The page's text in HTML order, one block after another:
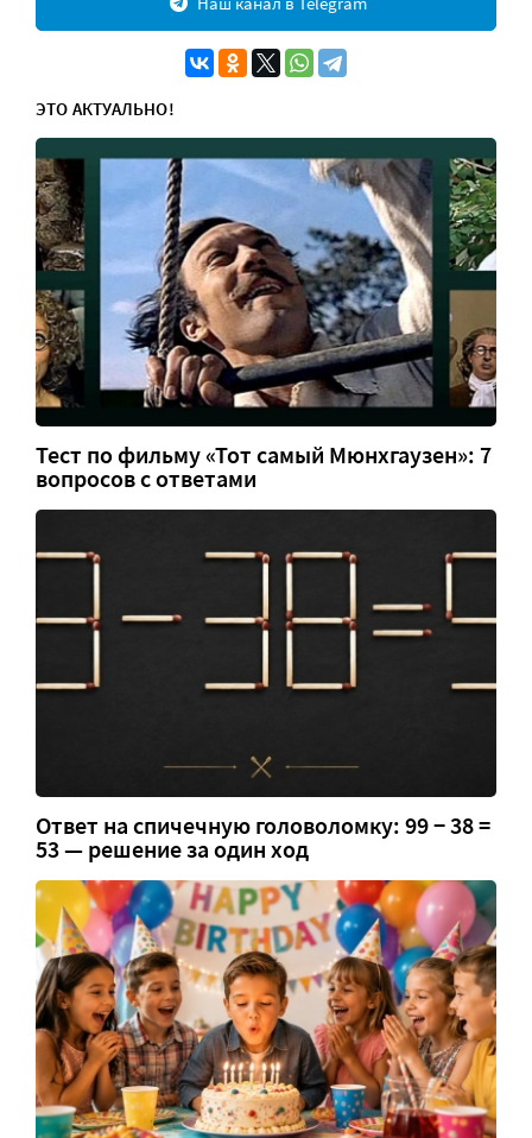
ЭТО АКТУАЛЬНО!
Тест по фильму «Тот самый Мюнхгаузен»: 7
вопросов с ответами
Ответ на спичечную головоломку: 99 − 38 =
53 — решение за один ход